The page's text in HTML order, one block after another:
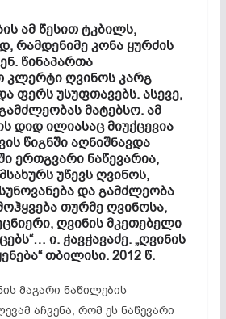
ამ წესით ტკბილს,
რამდენიმე კონა ყურძის
წინაპართა
კლერტი ღვინოს კარგ
ფერს უსუფთავებს. ასევე,
მატებსო. ამ
დიდ ილიასაც მიუქცევია
წიგნში აღნიშნავდა
ერთგვარი ნაწევარია,
უწევს ღვინოს,
და გამძლეობა
თურმე ღვინოსა,
ღვინის მკეთებელი
ი. ჭავჭავაძე. „ღვინის
თბილისი. 2012 წ.
მაგარი ნაწილების
აჩვენა, რომ ეს ნაწევარი